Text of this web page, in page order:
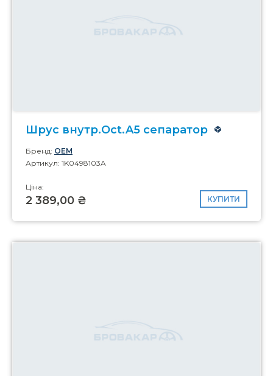
Шрус внутр.Oct.A5 сепаратор
Бренд: OEM
Артикул: 1K0498103A
Ціна:
2 389,00 ₴ КУПИТИ